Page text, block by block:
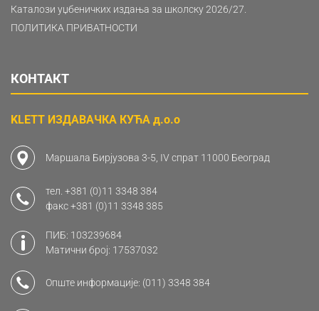
Каталози уџбеничких издања за школску 2026/27.
ПОЛИТИКА ПРИВАТНОСТИ
КОНТАКТ
KLETT ИЗДАВАЧКА КУЋА д.о.о
Маршала Бирјузова 3-5, IV спрат 11000 Београд
тел. +381 (0)11 3348 384
факс+381 (0)11 3348 385
ПИБ: 103239684
Матични број: 17537032
Опште информације: (011) 3348 384